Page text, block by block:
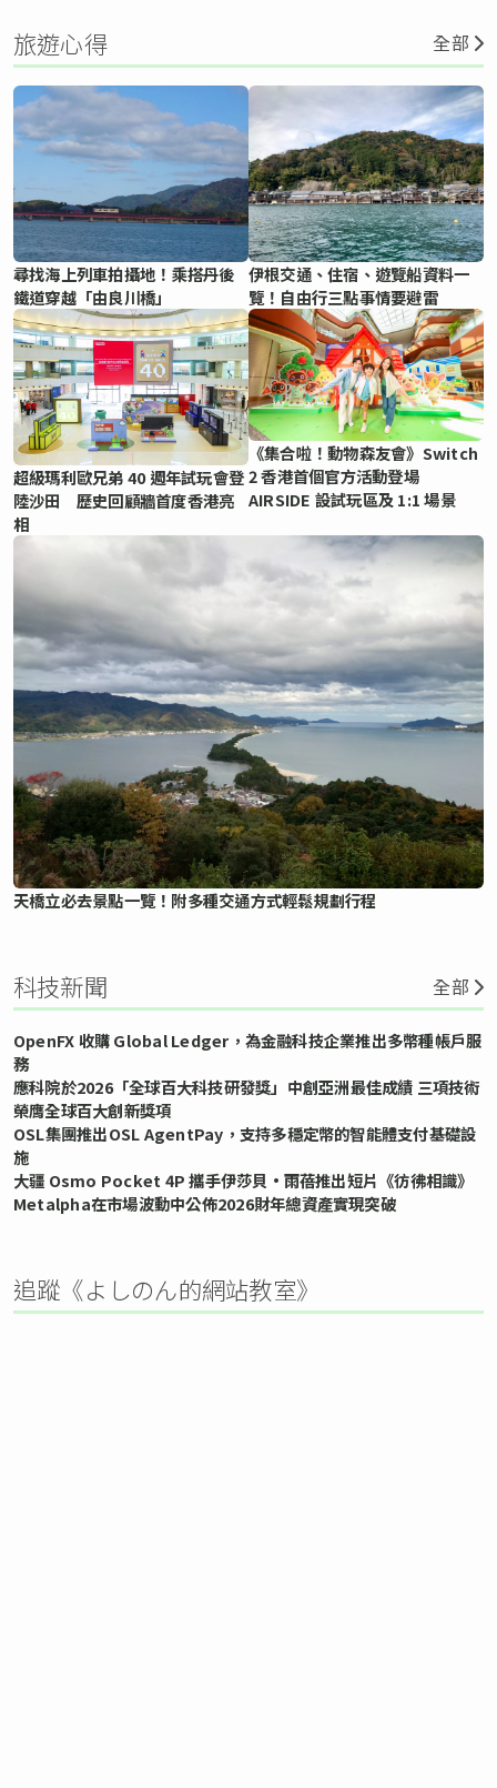
旅遊心得 全部
尋找海上列車拍攝地！乘搭丹後
鐵道穿越「由良川橋」
伊根交通、住宿、遊覽船資料一
覽！自由行三點事情要避雷
超級瑪利歐兄弟 40 週年試玩會登
陸沙田 歷史回顧牆首度香港亮
相
《集合啦！動物森友會》Switch
2 香港首個官方活動登場
AIRSIDE 設試玩區及 1:1 場景
天橋立必去景點一覽！附多種交通方式輕鬆規劃行程
科技新聞 全部
OpenFX 收購 Global Ledger，為金融科技企業推出多幣種帳戶服
務
應科院於2026「全球百大科技研發獎」中創亞洲最佳成績 三項技術
榮膺全球百大創新獎項
OSL集團推出OSL AgentPay，支持多穩定幣的智能體支付基礎設
施
大疆 Osmo Pocket 4P 攜手伊莎貝•雨蓓推出短片《彷彿相識》
Metalpha在市場波動中公佈2026財年總資產實現突破
追蹤《よしのん的網站教室》